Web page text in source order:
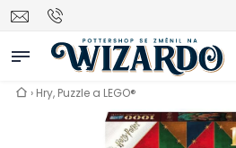
Vyhledávání
› Hry, Puzzle a LEGO®